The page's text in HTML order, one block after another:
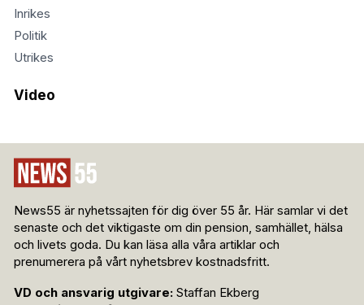
Inrikes
Politik
Utrikes
Video
News55 är nyhetssajten för dig över 55 år. Här samlar vi det
senaste och det viktigaste om din pension, samhället, hälsa
och livets goda. Du kan läsa alla våra artiklar och
prenumerera på vårt nyhetsbrev kostnadsfritt.
VD och ansvarig utgivare: Staffan Ekberg